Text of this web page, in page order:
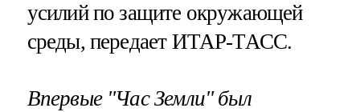
усилий по защите окружающей
среды, передает ИТАР-ТАСС.
Впервые "Час Земли" был